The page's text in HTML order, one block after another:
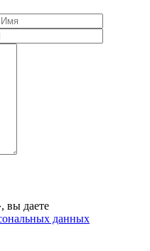
вы даете
данных